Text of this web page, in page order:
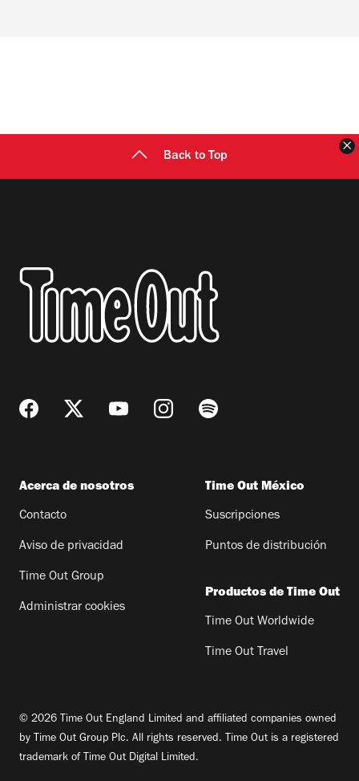
Back to Top
Acerca de nosotros
Contacto
Aviso de privacidad
Time Out Group
Administrar cookies
Time Out México
Suscripciones
Puntos de distribución
Productos de Time Out
Time Out Worldwide
Time Out Travel
© 2026 Time Out England Limited and affiliated companies owned
by Time Out Group Plc. All rights reserved. Time Out is a registered
trademark of Time Out Digital Limited.